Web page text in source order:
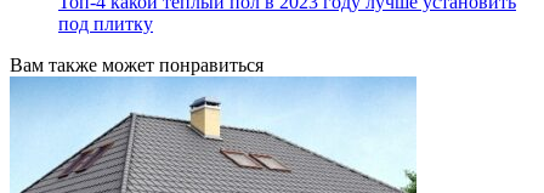
под плитку
Вам также может понравиться